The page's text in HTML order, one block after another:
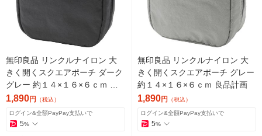
無印良品 リンクルナイロン 大
きく開くスクエアポーチ ダーク
グレー 約１４×１６×６ｃｍ 良
品計画
1,890円 （税込）
ログイン&全額PayPay支払いで
5%
無印良品 リンクルナイロン 大
きく開くスクエアポーチ グレー
約１４×１６×６ｃｍ 良品計画
1,890円 （税込）
ログイン&全額PayPay支払いで
5%